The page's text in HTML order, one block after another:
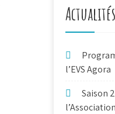
Actualités
l’EVS Agora
Saison